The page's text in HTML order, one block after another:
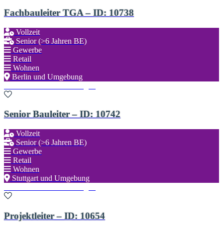
Fachbauleiter TGA – ID: 10738
Vollzeit
Senior (>6 Jahren BE)
Gewerbe
Retail
Wohnen
Berlin und Umgebung
Senior Bauleiter – ID: 10742
Vollzeit
Senior (>6 Jahren BE)
Gewerbe
Retail
Wohnen
Stuttgart und Umgebung
Projektleiter – ID: 10654